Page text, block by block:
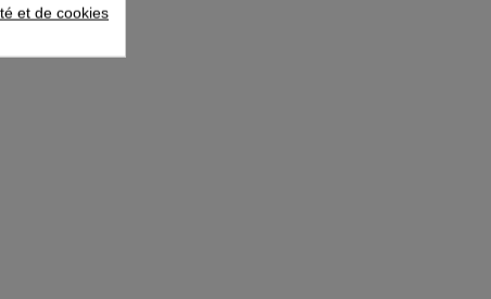
et de cookies